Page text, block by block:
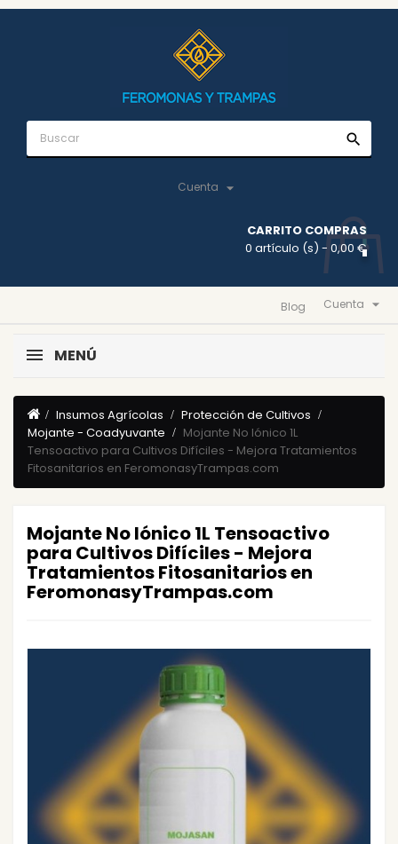
search
Cuenta 
CARRITO COMPRAS
0 artículo (s) - 0,00 €
Cuenta 
Blog
MENÚ
Insumos Agrícolas
Protección de Cultivos
Mojante - Coadyuvante
Mojante No Iónico 1L
Tensoactivo para Cultivos Difíciles - Mejora Tratamientos
Fitosanitarios en FeromonasyTrampas.com
Mojante No Iónico 1L Tensoactivo
para Cultivos Difíciles - Mejora
Tratamientos Fitosanitarios en
FeromonasyTrampas.com